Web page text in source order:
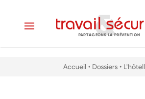
PARTAGEONS LA PRÉVENTION
Accueil • Dossiers •